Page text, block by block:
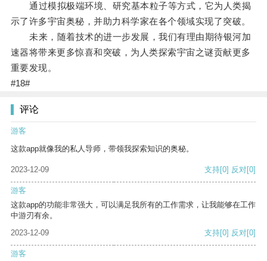
通过模拟极端环境、研究基本粒子等方式，它为人类揭
示了许多宇宙奥秘，并助力科学家在各个领域实现了突破。
未来，随着技术的进一步发展，我们有理由期待银河加
速器将带来更多惊喜和突破，为人类探索宇宙之谜贡献更多
重要发现。
#18#
评论
游客
这款app就像我的私人导师，带领我探索知识的奥秘。
2023-12-09 支持[0] 反对[0]
游客
这款app的功能非常强大，可以满足我所有的工作需求，让我能够在工作
中游刃有余。
2023-12-09
支持[0] 反对[0]
游客